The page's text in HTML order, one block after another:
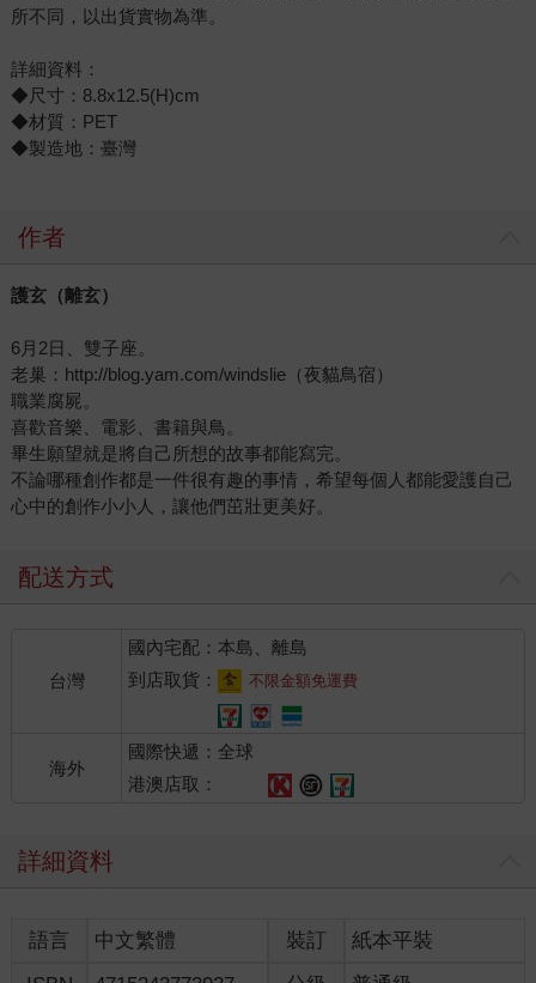
所不同，以出貨實物為準。
詳細資料：
◆尺寸：8.8x12.5(H)cm
◆材質：PET
◆製造地：臺灣
作者
護玄（離玄）
6月2日、雙子座。
老巢：http://blog.yam.com/windslie（夜貓鳥宿）
職業腐屍。
喜歡音樂、電影、書籍與鳥。
畢生願望就是將自己所想的故事都能寫完。
不論哪種創作都是一件很有趣的事情，希望每個人都能愛護自己
心中的創作小小人，讓他們茁壯更美好。
配送方式
台灣
國內宅配：本島、離島
到店取貨：
不限金額免運費
海外
國際快遞：全球
港澳店取：
詳細資料
語言 中文繁體 裝訂
紙本平裝